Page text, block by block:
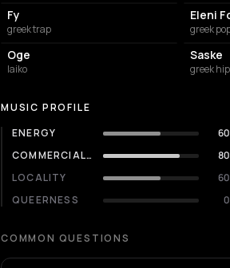
Fy
greek trap
Eleni
greek
Oge
laiko
Saske
greek
MUSIC PROFILE
ENERGY
60
COMMERCIALITY
80
LOCALITY
60
QUEERNESS
0
COMMON QUESTIONS